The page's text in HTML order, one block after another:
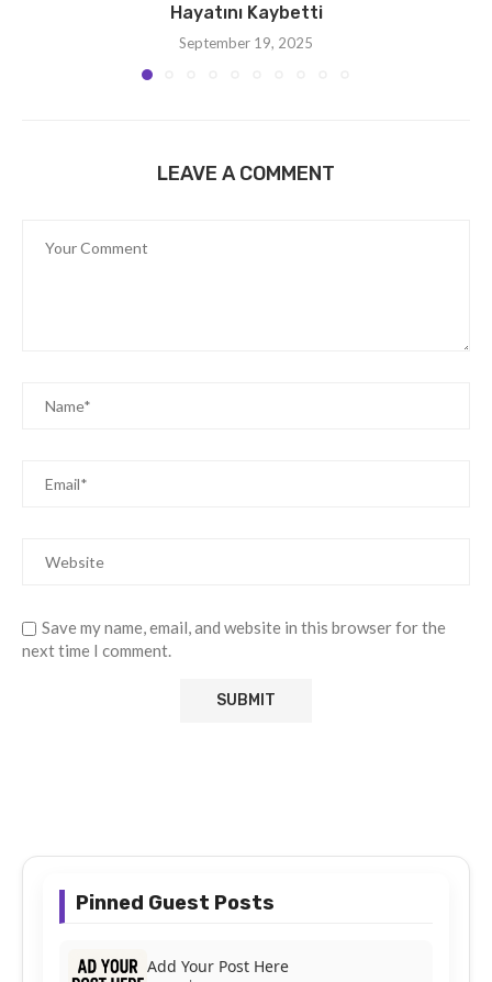
Hayatını Kaybetti
September 19, 2025
LEAVE A COMMENT
Save my name, email, and website in this browser for the
next time I comment.
Pinned Guest Posts
Add Your Post Here